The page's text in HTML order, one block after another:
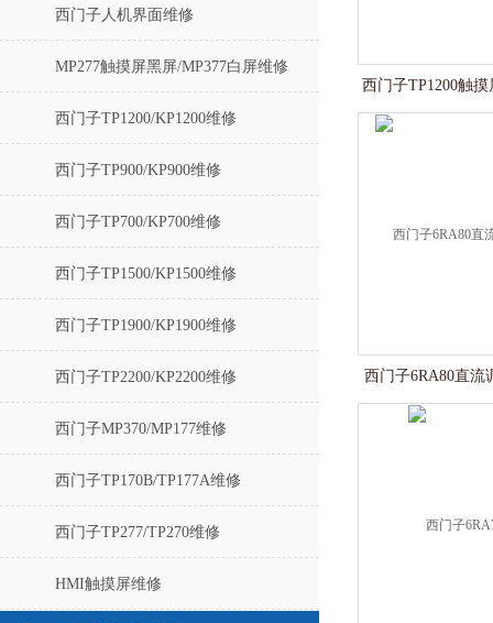
西门子人机界面维修
MP277触摸屏黑屏/MP377白屏维修
西门子TP1200/KP1200维修
西门子TP900/KP900维修
西门子TP700/KP700维修
西门子TP1500/KP1500维修
西门子TP1900/KP1900维修
西门子TP2200/KP2200维修
西门子MP370/MP177维修
西门子TP170B/TP177A维修
西门子TP277/TP270维修
HMI触摸屏维修
西门子TP1200触
西门子6RA80直流